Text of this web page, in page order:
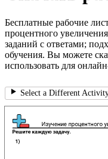
Бесплатные рабочие
процентного
заданий с ответами;
обучения. Вы можете
использовать для
Select a Different